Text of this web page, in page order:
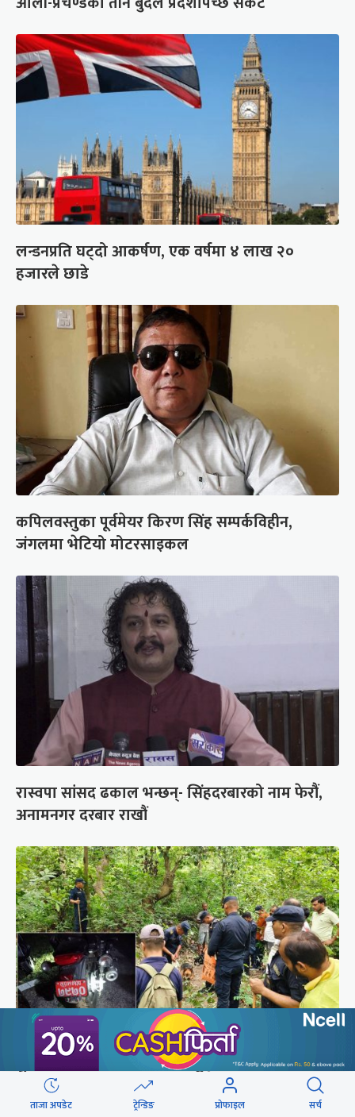
लन्डनप्रति घट्दो आकर्षण, एक वर्षमा ४ लाख २०
हजारले छाडे
कपिलवस्तुका पूर्वमेयर किरण सिंह सम्पर्कविहीन,
जंगलमा भेटियो मोटरसाइकल
रास्वपा सांसद ढकाल भन्छन्- सिंहदरबारको नाम फेरौं,
अनामनगर दरबार राखौं
पूर्वमेयर सिंहको खोजीमा गौतमबुद्ध विमानस्थलको
कुकुरसमेत परिचालन, ड्रोनबाट पनि निगरानी
ताजा अपडेट ट्रेन्डिङ प्रोफाइल सर्च